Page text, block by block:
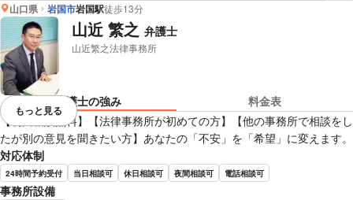
山口県 岩国市岩国駅徒歩13分
山近 繁之 弁護士
山近繁之法律事務所
弁護士の強み
料金表
【初回相談無料】【法律事務所が初めての方】【他の事務所で相談をし
たが別の意見を聞きたい方】あなたの「不安」を「希望」に変えます。
対応体制
24時間予約受付 当日相談可 休日相談可 夜間相談可 電話相談可
事務所設備
視覚的に省略されている要素を
もっと見る